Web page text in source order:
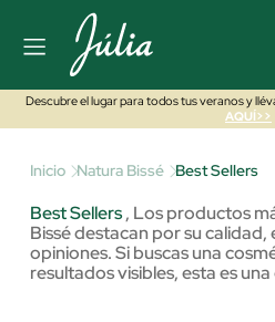
Descubre el lugar para todos tus veranos y
AQUÍ>>
Inicio Natura Bissé Best Sellers
Best Sellers, Los productos
Bissé destacan por su calidad,
opiniones. Si buscas una
resultados visibles, esta es